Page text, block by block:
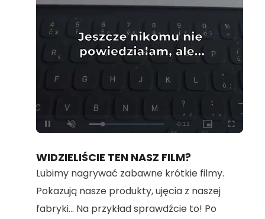
Unmute Loaded:
100.00%
WIDZIELIŚCIE TEN NASZ FILM?
Lubimy nagrywać zabawne krótkie filmy.
Pokazują nasze produkty, ujęcia z naszej
fabryki... Na przykład sprawdźcie to! Po